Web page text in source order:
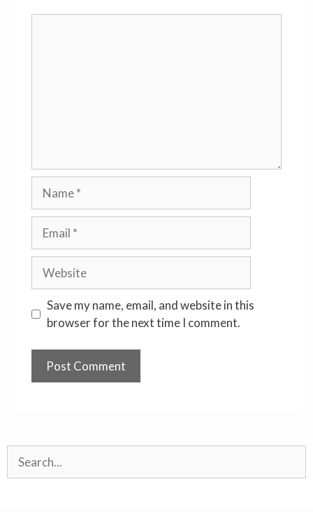
Name
Email
Website
Save my name, email, and website in this
browser for the next time I comment.